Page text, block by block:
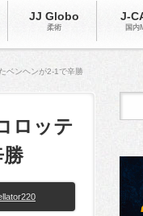
JJ Globo
柔術
J-
国内
ベンヘンが2-1で辛勝
ロッテ